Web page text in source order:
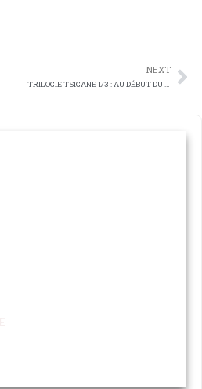
NEXT
TRILOGIE TSIGANE 1/3 : AU DÉBUT DU MONDE – cosmogonie tsigane